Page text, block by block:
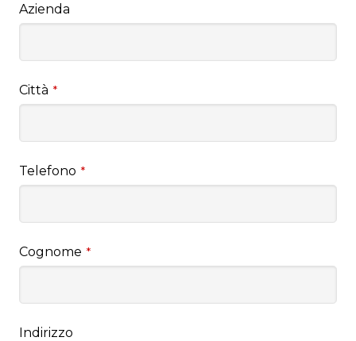
Azienda
Città *
Telefono *
Cognome *
Indirizzo